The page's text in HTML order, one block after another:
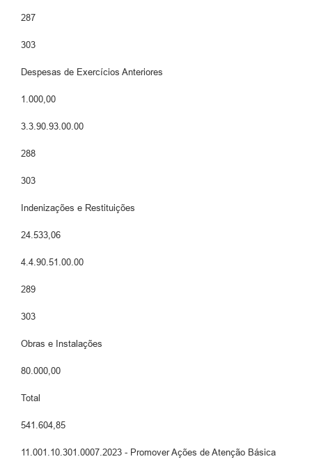
287
303
Despesas de Exercícios Anteriores
1.000,00
3.3.90.93.00.00
288
303
Indenizações e Restituições
24.533,06
4.4.90.51.00.00
289
303
Obras e Instalações
80.000,00
Total
541.604,85
11.001.10.301.0007.2023 - Promover Ações de Atenção Básica